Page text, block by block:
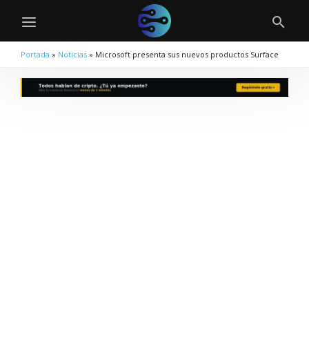
Portada » Noticias » Microsoft presenta sus nuevos productos Surface